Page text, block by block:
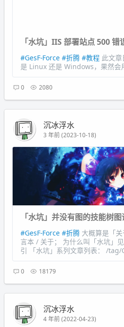
「水坑」IIS 部署站点 500 错
#GesF-Force #折腾 #教程 此文
是 Linux 还是 Windows，果然会
0 2080
沉冰浮水
3 年前 (2023-10-18)
「水坑」并没有图的技能树图
#GesF-Force #折腾 大概算是「
言本 / 关于； 为什么叫「水坑」
引 「水坑」系列文章列表： /tag/
0 18179
沉冰浮水
4 年前 (2022-04-23)